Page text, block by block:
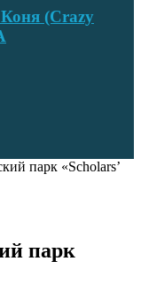
(Crazy
парк «Scholars’
парк